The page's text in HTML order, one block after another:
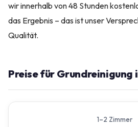
wir innerhalb von 48 Stunden
das Ergebnis – das ist unser
Qualität.
Preise für Grundreinigung
1–2 Zimmer